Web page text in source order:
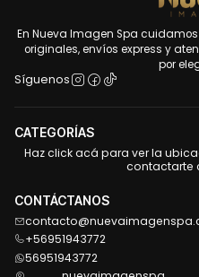
En Nueva Imagen Spa
originales, envíos express y
por
Síguenos
CATEGORÍAS
Haz click acá para ver la
contactarte
CONTÁCTANOS
+56951943772
56951943772